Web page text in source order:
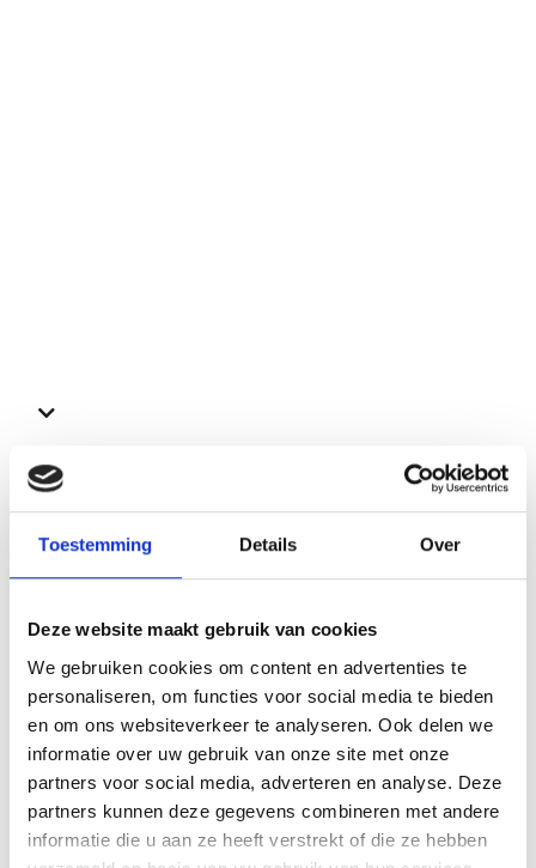
Toestemming Details Over
Deze website maakt gebruik van cookies
We gebruiken cookies om content en advertenties te
personaliseren, om functies voor social media te bieden
en om ons websiteverkeer te analyseren. Ook delen we
informatie over uw gebruik van onze site met onze
partners voor social media, adverteren en analyse. Deze
partners kunnen deze gegevens combineren met andere
informatie die u aan ze heeft verstrekt of die ze hebben
Bekijk ook deze proefschriften